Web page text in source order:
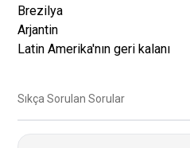
Brezilya
Arjantin
Latin Amerika'nın geri kalanı
Sıkça Sorulan Sorular